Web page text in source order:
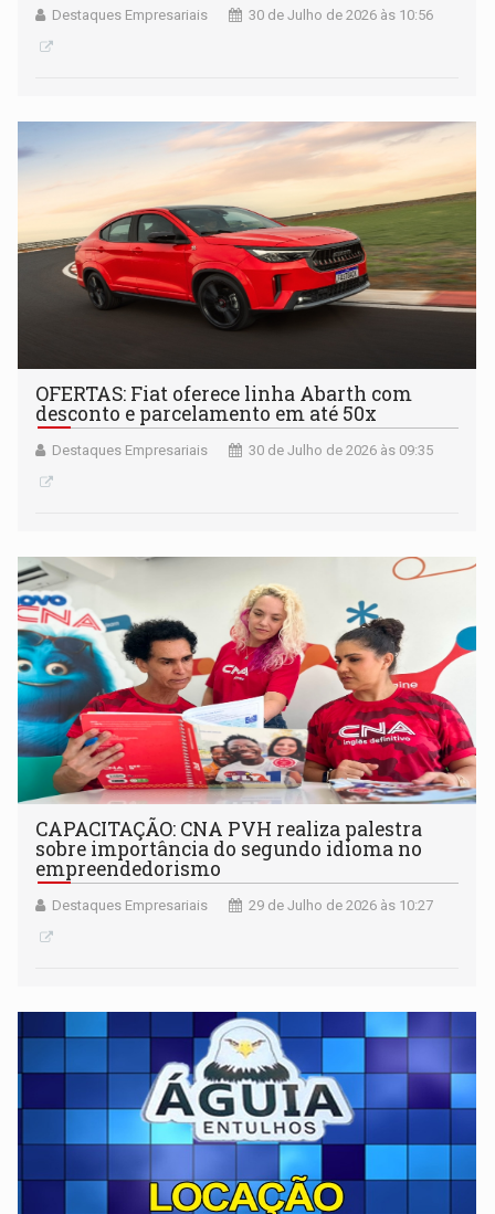
Destaques Empresariais 30 de Julho de 2026 às 10:56
OFERTAS: Fiat oferece linha Abarth com
desconto e parcelamento em até 50x
Destaques Empresariais 30 de Julho de 2026 às 09:35
CAPACITAÇÃO: CNA PVH realiza palestra
sobre importância do segundo idioma no
empreendedorismo
Destaques Empresariais 29 de Julho de 2026 às 10:27